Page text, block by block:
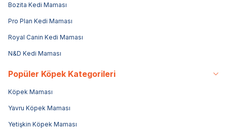
Bozita Kedi Maması
Pro Plan Kedi Maması
Royal Canin Kedi Maması
N&D Kedi Maması
Popüler Köpek Kategorileri
Köpek Maması
Yavru Köpek Maması
Yetişkin Köpek Maması